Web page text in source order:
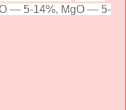
— 5-14%, MgO — 5-